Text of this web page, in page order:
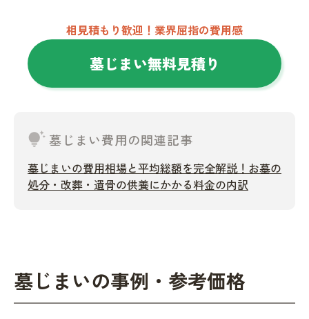
相見積もり歓迎！業界屈指の費用感
墓じまい無料見積り
tips_and_updates墓じまい費用の関連記事
墓じまいの費用相場と平均総額を完全解説！お墓の
処分・改葬・遺骨の供養にかかる料金の内訳
墓じまいの事例・参考価格